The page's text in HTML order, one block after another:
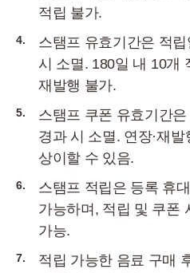
적립 불가.
4.
스탬프 유효기간은 적
시 소멸. 180일 내 10개
재발행 불가.
5.
스탬프 쿠폰 유효기간
경과 시 소멸. 연장·재
상이할 수 있음.
6.
스탬프 적립은 등록 휴
가능하며, 적립 및 쿠폰
가능.
7.
적립 가능한 음료 구매